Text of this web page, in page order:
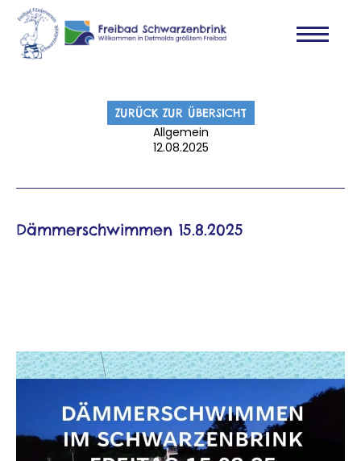
ZURÜCK ZUR ÜBERSICHT
Allgemein
12.08.2025
Dämmerschwimmen 15.8.2025